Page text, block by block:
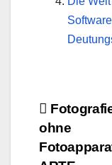
ohne